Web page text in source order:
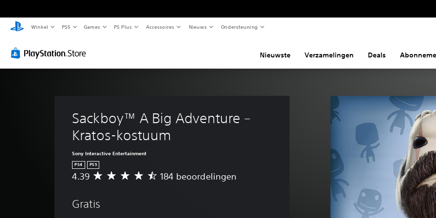
Winkel PS5 Games PS Plus Accessoires Nieuws Ondersteuning
Nieuwste Verzamelingen Deals
Sackboy™ A Big Adventure –
Kratos-kostuum
Sony Interactive Entertainment
PS4 PS5
G
i
4.39 184 beoordelingen
Gratis